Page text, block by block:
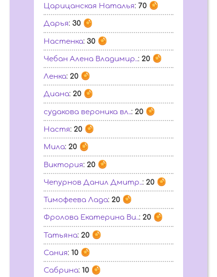
Царицанская Наталья: 70
Дарья: 30
Настенка: 30
Чебан Алена Владимир..: 20
Ленка: 20
Диана: 20
судакова вероника вл..: 20
Настя: 20
Мила: 20
Виктория: 20
Чепурнов Данил Дмитр..: 20
Тимофеева Лада: 20
Фролова Екатерина Ви..: 20
Татьяна: 20
Сания: 10
Сабрина: 10